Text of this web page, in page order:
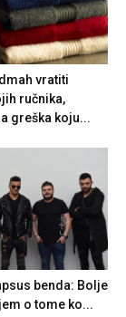
vratiti
ručnika,
greška koju...
benda: Bolje
o tome ko...